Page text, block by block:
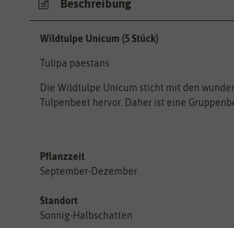
Beschreibung
Wildtulpe Unicum (5 Stück)
Tulipa paestans
Die Wildtulpe Unicum sticht mit den
Tulpenbeet hervor. Daher ist eine
Pflanzzeit
September-Dezember
Standort
Sonnig-Halbschatten